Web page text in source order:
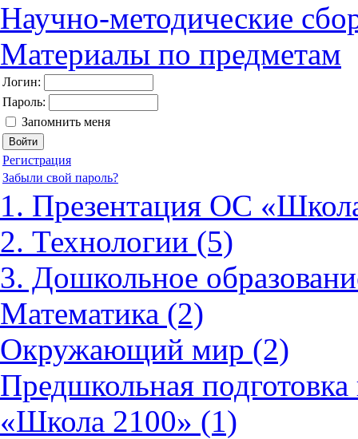
Научно-методические
Материалы по предметам
Логин:
Пароль:
Запомнить меня
Регистрация
Забыли свой пароль?
1. Презентация ОС
2. Технологии (5)
3. Дошкольное
Математика (2)
Окружающий мир (2)
Предшкольная
«Школа 2100» (1)